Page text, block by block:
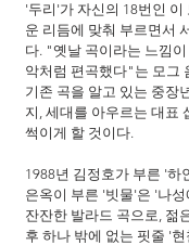
'두리'가 자신의 18번인 이
운 리듬에 맞춰 부르면서
다. "옛날 곡이라는 느낌
악처럼 편곡했다"는 모그
기존 곡을 알고 있는 중장
지, 세대를 아우르는 대표
썩이게 할 것이다.
1988년 김정호가 부른 '하
은옥이 부른 '빗물'은 '나
잔잔한 발라드 곡으로, 젊
후 하나 밖에 없는 핏줄 '